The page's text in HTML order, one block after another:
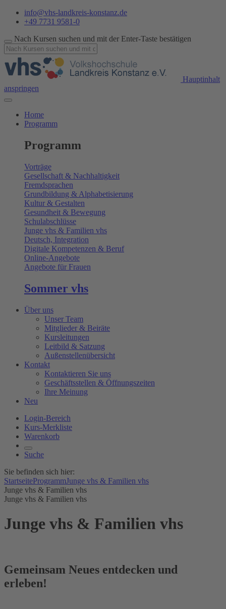
info@vhs-landkreis-konstanz.de
+49 7731 9581-0
Nach Kursen suchen und mit der Enter-Taste bestätigen
Hauptinhalt
anspringen
Home
Programm
Programm
Vorträge
Gesellschaft & Nachhaltigkeit
Fremdsprachen
Grundbildung & Alphabetisierung
Kultur & Gestalten
Gesundheit & Bewegung
Schulabschlüsse
Junge vhs & Familien vhs
Deutsch, Integration
Digitale Kompetenzen & Beruf
Online-Angebote
Angebote für Frauen
Sommer vhs
Über uns
Unser Team
Mitglieder & Beiräte
Kursleitungen
Leitbild & Satzung
Außenstellenübersicht
Kontakt
Kontaktieren Sie uns
Geschäftsstellen & Öffnungszeiten
Ihre Meinung
Neu
Login-Bereich
Kurs-Merkliste
Warenkorb
Suche
Sie befinden sich hier:
StartseiteProgrammJunge vhs & Familien vhs
Junge vhs & Familien vhs
Junge vhs & Familien vhs
Junge vhs & Familien vhs
Gemeinsam Neues entdecken und
erleben!